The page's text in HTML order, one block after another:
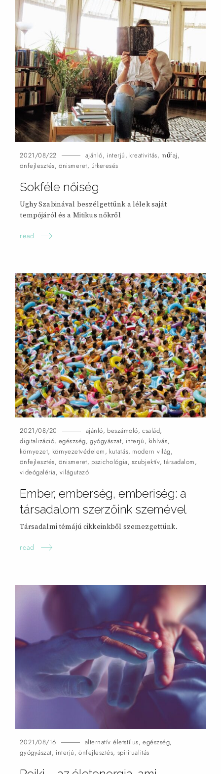
2021/08/22 ajánló, interjú, kreativitás, műfaj,
önfejlesztés,önismeret, útkeresés
Sokféle nőiség
Ughy Szabinával beszélgettünk a lélek saját
tempójáról és a Mitikus nőkről
read
2021/08/20 ajánló, beszámoló,család,
digitalizáció, egészség,gyógyászat, interjú, kihívás,
környezet, környezetvédelem, kutatás, modern világ,
önfejlesztés,önismeret, pszichológia, szubjektív,társadalom,
videógaléria,világutazó
Ember, emberség, emberiség: a
társadalom szerzőink szemével
Társadalmi témájú cikkeinkből szemezgettünk.
read
2021/08/16 alternatív életstílus, egészség,
gyógyászat, interjú,önfejlesztés, spiritualitás